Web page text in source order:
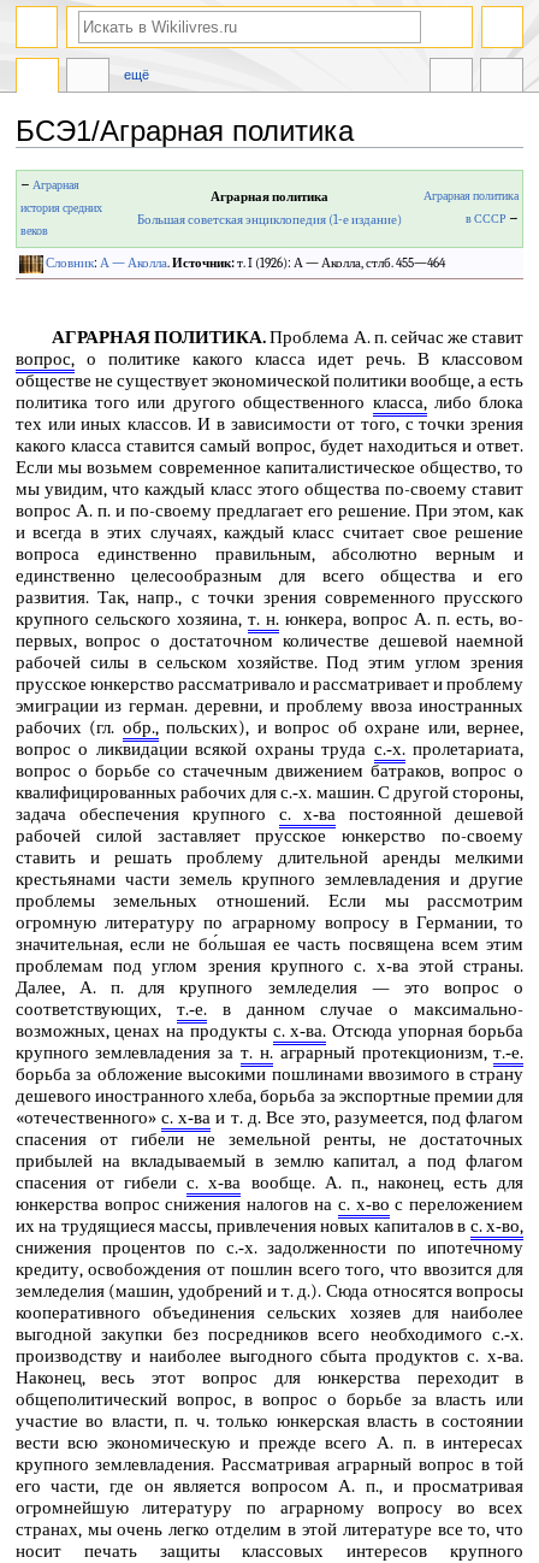
БСЭ1/Аграрная политика
Перейти
Перейти
← Аграрная
история средних
веков
Аграрная политика
Большая советская энциклопедия (1-е издание)
Аграрная политика
в СССР →
Словник: А — Аколла.Источник:т. I (1926): А — Аколла, стлб. 455—464
АГРАРНАЯ ПОЛИТИКА.Проблема А. п. сейчас же ставит
вопрос,о политике какого класса идет речь. В классовом
обществе не существует экономической политики вообще, а есть
политика того или другого общественного класса,либо блока
тех или иных классов. И в зависимости от того, с точки зрения
какого класса ставится самый вопрос, будет находиться и ответ.
Если мы возьмем современное капиталистическое общество, то
мы увидим, что каждый класс этого общества по-своему ставит
вопрос А. п. и по-своему предлагает его решение. При этом, как
и всегда в этих случаях, каждый класс считает свое решение
вопроса единственно правильным, абсолютно верным и
единственно целесообразным для всего общества и его
развития. Так, напр., с точки зрения современного прусского
крупного сельского хозяина, т. н.юнкера, вопрос А. п. есть, во-
первых, вопрос о достаточном количестве дешевой наемной
рабочей силы в сельском хозяйстве. Под этим углом зрения
прусское юнкерство рассматривало и рассматривает и проблему
эмиграции из герман. деревни, и проблему ввоза иностранных
рабочих (гл. обр.,польских), и вопрос об охране или, вернее,
вопрос о ликвидации всякой охраны труда с.‑х.пролетариата,
вопрос о борьбе со стачечным движением батраков, вопрос о
квалифицированных рабочих для с.‑х. машин. С другой стороны,
задача обеспечения крупного с. х‑ва постоянной дешевой
рабочей силой заставляет прусское юнкерство по-своему
ставить и решать проблему длительной аренды мелкими
крестьянами части земель крупного землевладения и другие
проблемы земельных отношений. Если мы рассмотрим
огромную литературу по аграрному вопросу в Германии, то
значительная, если не бо́льшая ее часть посвящена всем этим
проблемам под углом зрения крупного с. х‑ва этой страны.
Далее, А. п. для крупного земледелия — это вопрос о
соответствующих, т.‑е.в данном случае о максимально-
возможных, ценах на продукты с. х‑ва. Отсюда упорная борьба
крупного землевладения зат. н.аграрный протекционизм,т.‑е.
борьба за обложение высокими пошлинами ввозимого в страну
дешевого иностранного хлеба, борьба за экспортные премии для
«отечественного» с. х‑ва и т. д. Все это, разумеется, под флагом
спасения от гибели не земельной ренты, не достаточных
прибылей на вкладываемый в землю капитал, а под флагом
спасения от гибелис. х‑ва вообще. А. п., наконец, есть для
юнкерства вопрос снижения налогов на с. х‑во с переложением
их на трудящиеся массы, привлечения новых капиталов в с. х‑во,
снижения процентов по с.‑х. задолженности по ипотечному
кредиту, освобождения от пошлин всего того, что ввозится для
земледелия (машин, удобрений и т. д.). Сюда относятся вопросы
кооперативного объединения сельских хозяев для наиболее
выгодной закупки без посредников всего необходимого с.‑х.
производству и наиболее выгодного сбыта продуктов с. х‑ва.
Наконец, весь этот вопрос для юнкерства переходит в
общеполитический вопрос, в вопрос о борьбе за власть или
участие во власти, п. ч. только юнкерская власть в состоянии
вести всю экономическую и прежде всего А. п. в интересах
крупного землевладения. Рассматривая аграрный вопрос в той
его части, где он является вопросом А. п., и просматривая
огромнейшую литературу по аграрному вопросу во всех
странах, мы очень легко отделим в этой литературе все то, что
носит печать защиты классовых интересов крупного
ещё